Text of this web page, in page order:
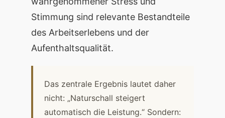
Stimmung sind relevante Bestandteile
des Arbeitserlebens und der
Aufenthaltsqualität.
Das zentrale Ergebnis lautet daher
nicht: „Naturschall steigert
automatisch die Leistung.“ Sondern: